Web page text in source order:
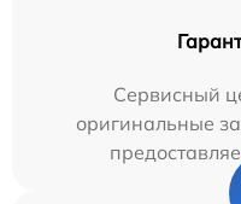
Сервисный
оригинальные